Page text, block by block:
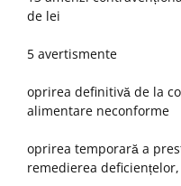
de lei
5 avertismente
oprirea definitivă de la
alimentare neconforme
oprirea temporară a
remedierea